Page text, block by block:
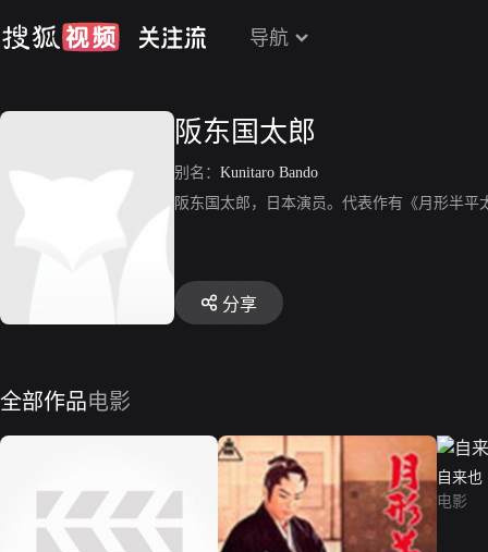
导航
阪东国太郎
别名： Kunitaro Bando
阪东国太郎，日本演员。代表作有《月形半
分享
全部作品电影
自来也
电影